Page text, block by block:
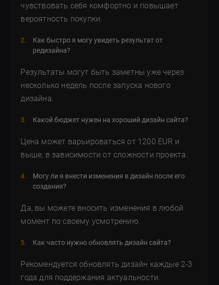
чувствовать себя комфортно и повышает
вероятность покупки.
Как быстро я могу увидеть результат от
редизайна?
Результаты могут быть заметны уже через
несколько недель после запуска нового
дизайна.
Какой бюджет нужен на хороший дизайн сайта?
Цена может варьироваться от 1200 EUR и
выше, в зависимости от сложности проекта.
Могу ли я внести изменения в дизайн после его
создания?
Да, вы можете вносить изменения в любой
момент по своему усмотрению.
Как часто нужно обновлять дизайн сайта?
Рекомендуется обновлять дизайн каждые 2-3
года для поддержания актуальности.